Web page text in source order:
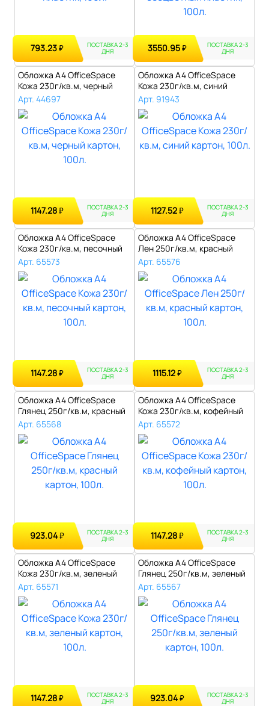
793.23₽ ПОСТАВКА 2-3
ДНЯ 3550.95₽ ПОСТАВКА 2-3
ДНЯ
Обложка А4 OfficeSpace
Кожа 230г/кв.м, черный
картон, 1..
Арт. 44697
1147.28₽ ПОСТАВКА 2-3
ДНЯ
Обложка А4 OfficeSpace
Кожа 230г/кв.м, синий
картон, 10..
Арт. 91943
1127.52₽ ПОСТАВКА 2-3
ДНЯ
Обложка А4 OfficeSpace
Кожа 230г/кв.м, песочный
картон,..
Арт. 65573
1147.28₽ ПОСТАВКА 2-3
ДНЯ
Обложка А4 OfficeSpace
Лен 250г/кв.м, красный
картон, 1..
Арт. 65576
1115.12₽ ПОСТАВКА 2-3
ДНЯ
Обложка А4 OfficeSpace
Глянец 250г/кв.м, красный
картон..
Арт. 65568
923.04₽ ПОСТАВКА 2-3
ДНЯ
Обложка А4 OfficeSpace
Кожа 230г/кв.м, кофейный
картон,..
Арт. 65572
1147.28₽ ПОСТАВКА 2-3
ДНЯ
Обложка А4 OfficeSpace
Кожа 230г/кв.м, зеленый
картон, ..
Арт. 65571
1147.28₽ ПОСТАВКА 2-3
ДНЯ
Обложка А4 OfficeSpace
Глянец 250г/кв.м, зеленый
картон..
Арт. 65567
923.04₽ ПОСТАВКА 2-3
ДНЯ